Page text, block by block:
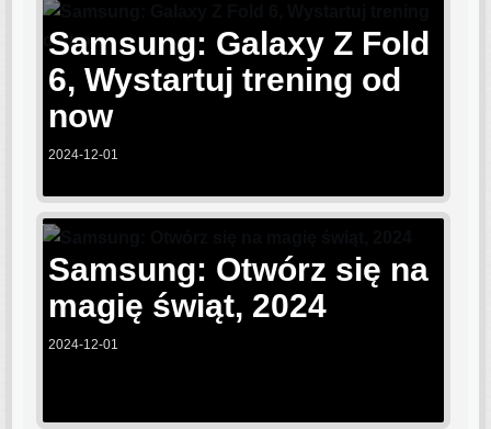
Samsung: Galaxy Z Fold
6, Wystartuj trening od
now
2024-12-01
Samsung: Otwórz się na
magię świąt, 2024
2024-12-01